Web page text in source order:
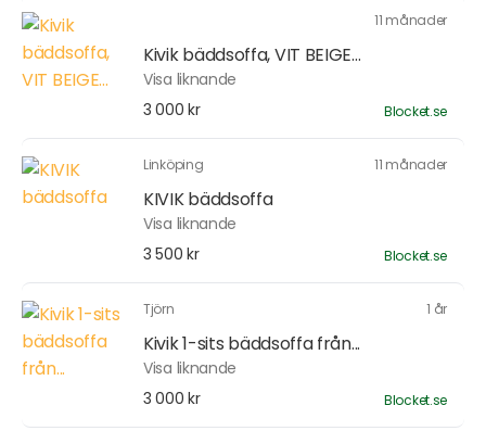
11 månader
Kivik bäddsoffa, VIT BEIGE...
Visa liknande
3 000 kr
Blocket.se
Linköping 11 månader
KIVIK bäddsoffa
Visa liknande
3 500 kr
Blocket.se
Tjörn 1 år
Kivik 1-sits bäddsoffa från...
Visa liknande
3 000 kr
Blocket.se